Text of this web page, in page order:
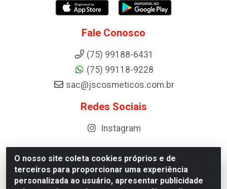
O nosso site coleta cookies próprios e de
terceiros para proporcionar uma experiência
personalizada ao usuário, apresentar publicidade
Fale Conosco
(75) 99188-6431
(75) 99118-9228
sac@jscosmeticos.com.br
Redes Sociais
Instagram
Distribuidora de Cosméticos Antoneto LTDA - BA-052,
km 87 - Industrial, Ipirá - BA, 44600-000 - CNPJ